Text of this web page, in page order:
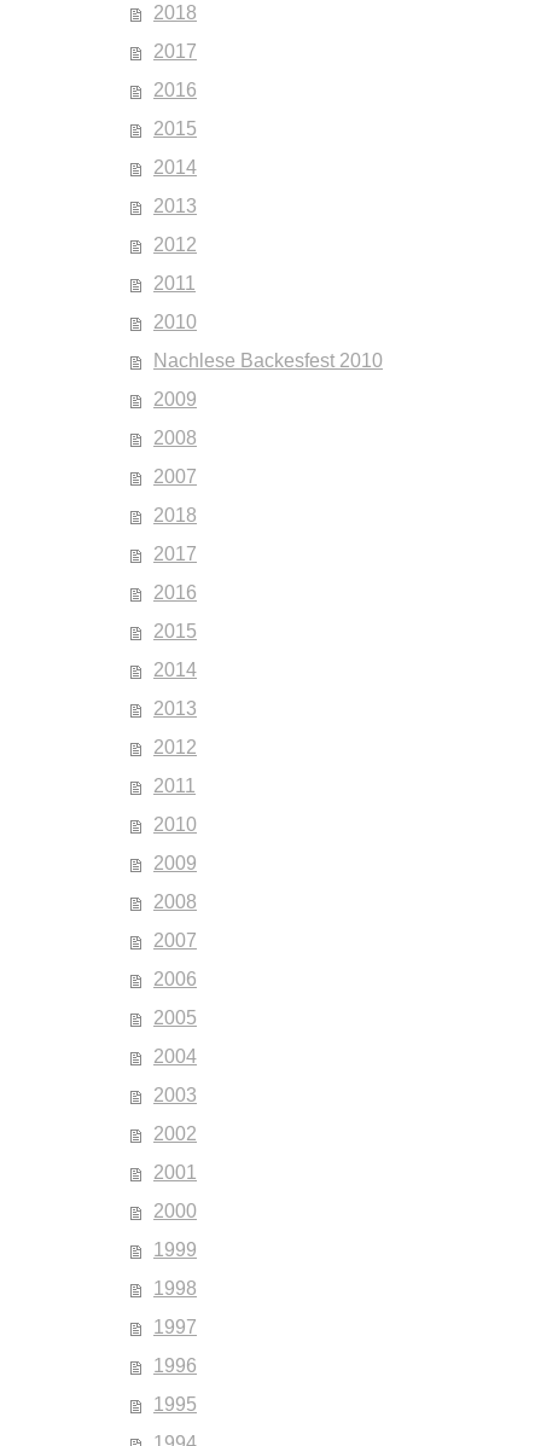
2018
2017
2016
2015
2014
2013
2012
2011
2010
Nachlese Backesfest 2010
2009
2008
2007
2018
2017
2016
2015
2014
2013
2012
2011
2010
2009
2008
2007
2006
2005
2004
2003
2002
2001
2000
1999
1998
1997
1996
1995